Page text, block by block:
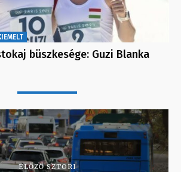
büszkesége: Guzi Blanka
ELŐZŐ SZTORI